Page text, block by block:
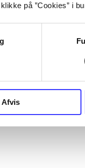
på ”Cookies” i
Afvis